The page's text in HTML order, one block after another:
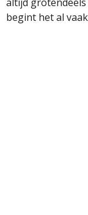
begint het al